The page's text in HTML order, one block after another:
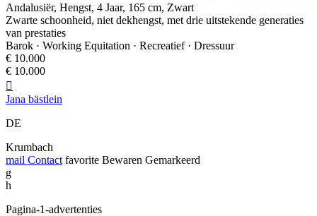
Andalusiër, Hengst, 4 Jaar, 165 cm, Zwart
Zwarte schoonheid, niet dekhengst, met drie uitstekende generaties
van prestaties
Barok · Working Equitation · Recreatief · Dressuur
€ 10.000
€ 10.000

Jana bästlein
DE
Krumbach
mail Contact favorite Bewaren Gemarkeerd
g
h
Pagina-1-advertenties